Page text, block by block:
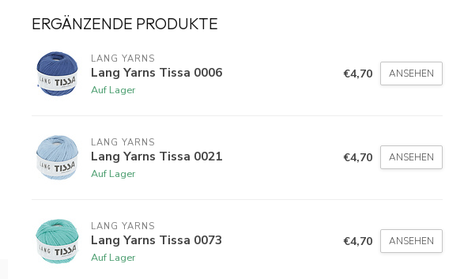
ERGÄNZENDE PRODUKTE
LANG YARNS
Lang Yarns Tissa 0006
Auf Lager
€4,70 ANSEHEN
LANG YARNS
Lang Yarns Tissa 0021
Auf Lager
€4,70 ANSEHEN
LANG YARNS
Lang Yarns Tissa 0073
Auf Lager
€4,70 ANSEHEN